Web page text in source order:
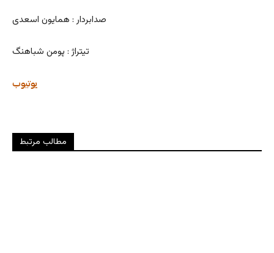
صدابردار : همایون اسعدی
تیتراژ : پومن شباهنگ
یوتیوب
مطالب مرتبط